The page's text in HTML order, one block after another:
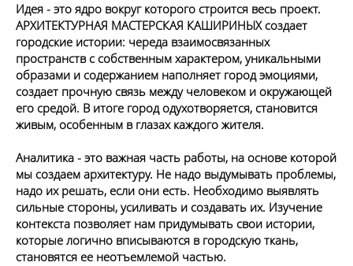
Идея - это ядро вокруг которого строится весь проект.
АРХИТЕКТУРНАЯ МАСТЕРСКАЯ КАШИРИНЫХ создает
городские истории: череда взаимосвязанных
пространств с собственным характером, уникальными
образами и содержанием наполняет город эмоциями,
создает прочную связь между человеком и окружающей
его средой. В итоге город одухотворяется, становится
живым, особенным в глазах каждого жителя.
Аналитика - это важная часть работы, на основе которой
мы создаем архитектуру. Не надо выдумывать проблемы,
надо их решать, если они есть. Необходимо выявлять
сильные стороны, усиливать и создавать их. Изучение
контекста позволяет нам придумывать свои истории,
которые логично вписываются в городскую ткань,
становятся ее неотъемлемой частью.